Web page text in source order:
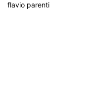
flavio parenti